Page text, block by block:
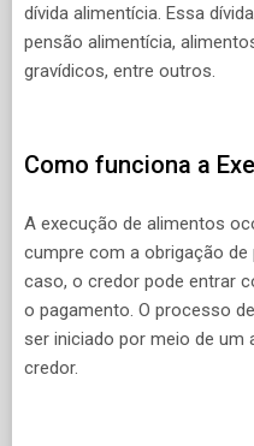
dívida alimentícia. Essa
pensão alimentícia,
gravídicos, entre outros.
Como funciona a
A execução de alimentos
cumpre com a obrigação de
caso, o credor pode entrar
o pagamento. O processo
ser iniciado por meio de um
credor.